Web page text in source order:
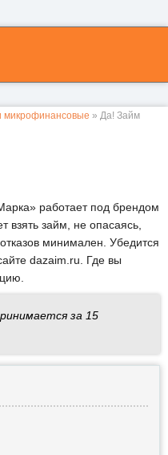
микрофинансовые » Да! Займ
работает под брендом
займ, не опасаясь,
минимален. Убедится
dazaim.ru. Где вы
за 15